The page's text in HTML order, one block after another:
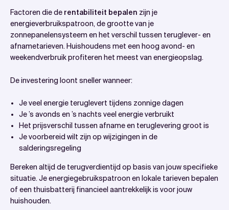
Factoren die de rentabiliteit bepalen zijn je
energieverbruikspatroon, de grootte van je
zonnepanelensysteem en het verschil tussen teruglever- en
afnametarieven. Huishoudens met een hoog avond- en
weekendverbruik profiteren het meest van energieopslag.
De investering loont sneller wanneer:
Je veel energie teruglevert tijdens zonnige dagen
Je ’s avonds en ’s nachts veel energie verbruikt
Het prijsverschil tussen afname en teruglevering groot is
Je voorbereid wilt zijn op wijzigingen in de
salderingsregeling
Bereken altijd de terugverdientijd op basis van jouw specifieke
situatie. Je energiegebruikspatroon en lokale tarieven bepalen
of een thuisbatterij financieel aantrekkelijk is voor jouw
huishouden.